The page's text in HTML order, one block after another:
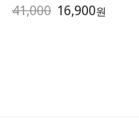
41,000 16,900원